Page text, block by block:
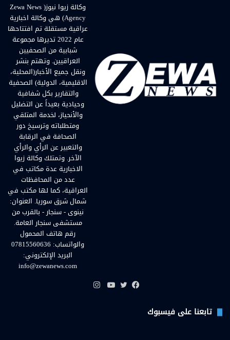
وكالة زيوا نيوز( Zewa News
Agency) هي وكالة اخبارية
عراقية مستقلة تم افتتاحها
عام 2022 تديرها مجموعة
شبابية من الصحفيين
العراقيين. وتهتم بنشر
ونقل جميع الأخبار(المحلية،
الاقليمية، الدولية) الصحفية
والتقارير بكل شفافية
وحيادية بعيداً عن التضليل
والأنحياز، لخدمة المتلقي
ومتطلباته وترسيخ دور
الصحافة في الرقابة
والتعبير عن الرأي والرأي
الآخر. وتمتلك وكالة زيوا
الاخبارية عدة مكاتب في
عدد من المحافظات
العراقية، كما لها مكتب في
شمال شرق سوريا. العنوان:
نينوى - سنجار - بالقرب من
مستشفى سنجار العامة.
رقم هاتف المحمول
والواتساب: 07815560636
البريد الإلكتروني:
info@zewanews.com
تابعنا على فيسبوك